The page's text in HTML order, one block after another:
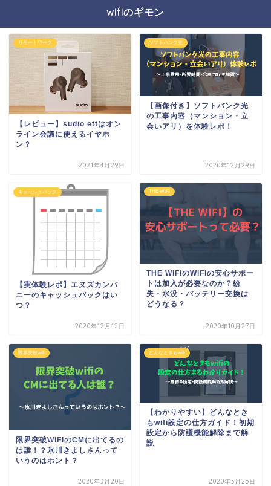
wifiのギモン
リモートワーク
【レビュー】sudio ettはオン
ライン会議に使えるイヤホ
ン？
2021年4月29日
ソフトバンク光
【画像付き】ソフトバンク光
の工事内容（マンション・立
会いアリ）を体験レポ！
2020年12月29日
キャッシュバック
【実体験レポ】エヌズカンパ
ニーのキャッシュバックはい
つ？
2020年12月12日
THE WiFi
THE WiFiのWiFiの安心サポー
トは加入が必要なのか？紛
失・水没・バッテリー交換は
どうなる？
2020年10月27日
限界突破wifi
限界突破WiFiのCMに出てるの
は誰！？氷川きよしさんって
いうのはホント？
2020年3月20日
どんなときもwifi
【わかりやすい】どんなとき
もwifi設定の仕方ガイド！初期
設定から防護機能解除まで解
説
2020年3月25日